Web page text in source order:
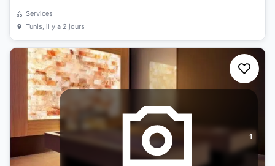
Services
Tunis, il y a 2 jours
1